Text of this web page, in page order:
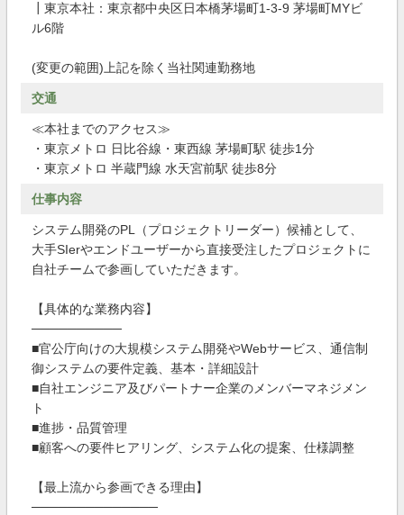
┃東京本社：東京都中央区日本橋茅場町1-3-9 茅場町MYビ
ル6階
(変更の範囲)上記を除く当社関連勤務地
交通
≪本社までのアクセス≫
・東京メトロ 日比谷線・東西線 茅場町駅 徒歩1分
・東京メトロ 半蔵門線 水天宮前駅 徒歩8分
仕事内容
システム開発のPL（プロジェクトリーダー）候補として、
大手SIerやエンドユーザーから直接受注したプロジェクトに
自社チームで参画していただきます。
【具体的な業務内容】
──────────
■官公庁向けの大規模システム開発やWebサービス、通信制
御システムの要件定義、基本・詳細設計
■自社エンジニア及びパートナー企業のメンバーマネジメン
ト
■進捗・品質管理
■顧客への要件ヒアリング、システム化の提案、仕様調整
【最上流から参画できる理由】
──────────────